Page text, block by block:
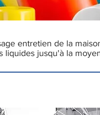
entretien de la
liquides jusqu'à la